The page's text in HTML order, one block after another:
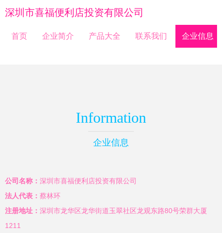
深圳市喜福便利店投资有限公司
首页 企业简介 产品大全 联系我们 企业信息
Information
企业信息
公司名称： 深圳市喜福便利店投资有限公司
法人代表： 蔡林环
注册地址： 深圳市龙华区龙华街道玉翠社区龙观东路80号荣群大厦
1211